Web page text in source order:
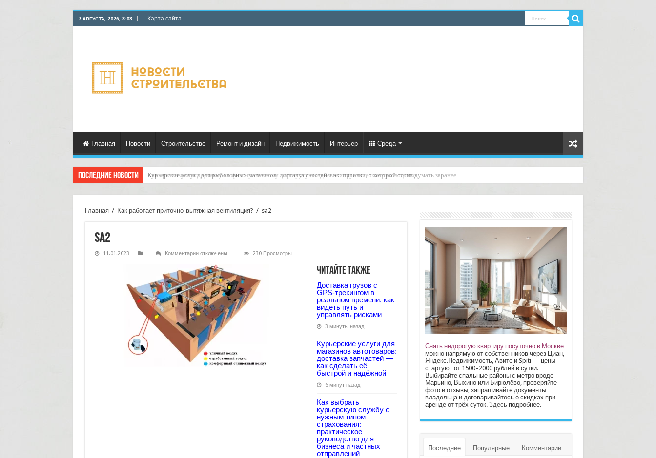
7 АВГУСТА, 2026, 8:08 Карта сайта
Главная Новости Строительство Ремонт и дизайн Недвижимость Интерьер Среда
Последние новости Как организовать доставку по фиксированному маршруту ежедневно: практическое руководство
Главная / Как работает приточно-вытяжная вентиляция? / sa2
sa2
11.01.2023 Комментариик
sa2
отключены 230 Просмотры
Читайте также
Доставка грузов с
GPS‑трекингом в
реальном времени: как
видеть путь и
управлять рисками
3 минуты назад
Курьерские услуги для
магазинов автотоваров:
доставка запчастей —
как сделать её
быстрой и надёжной
6 минут назад
Как выбрать
курьерскую службу с
нужным типом
страхования:
практическое
руководство для
бизнеса и частных
отправлений
Снять недорогую квартиру посуточно в Москве
можно напрямую от собственников через Циан,
Яндекс.Недвижимость, Авито и Spiti — цены
стартуют от 1500–2000 рублей в сутки.
Выбирайте спальные районы с метро вроде
Марьино, Выхино или Бирюлёво, проверяйте
фото и отзывы, запрашивайте документы
владельца и договаривайтесь о скидках при
аренде от трёх суток. Здесьподробнее.
Последние Популярные Комментарии